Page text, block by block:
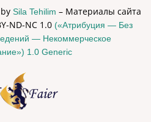
Sila Tehilim – Материалы сайта
ND-NC 1.0 («Атрибуция — Без
— Некоммерческое
1.0 Generic